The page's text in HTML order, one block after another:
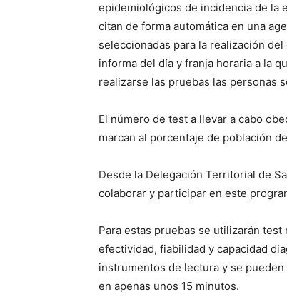
epidemiológicos de incidencia de la
citan de forma automática en una
seleccionadas para la realización
informa del día y franja horaria a la
realizarse las pruebas las personas
El número de test a llevar a cabo
marcan al porcentaje de población
Desde la Delegación Territorial de
colaborar y participar en este
Para estas pruebas se utilizarán
efectividad, fiabilidad y capacidad
instrumentos de lectura y se
en apenas unos 15 minutos.